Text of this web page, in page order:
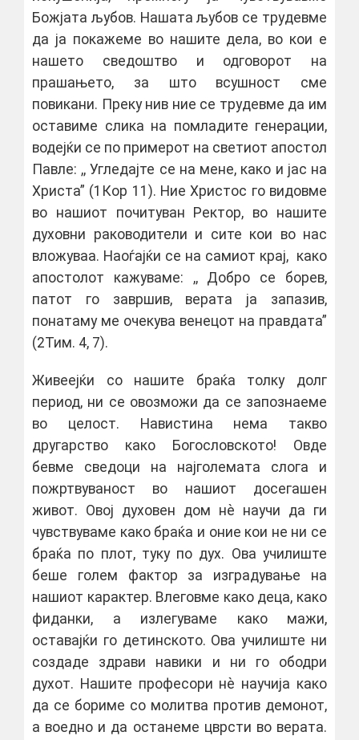
Божјата љубов. Нашата љубов се трудевме
да ја покажеме во нашите дела, во кои е
нашето сведоштво и одговорот на
прашањето, за што всушност сме
повикани. Преку нив ние се трудевме да им
оставиме слика на помладите генерации,
водејќи се по примерот на светиот апостол
Павле: ,, Угледајте се на мене, како и јас на
Христа” (1Кор 11). Ние Христос го видовме
во нашиот почитуван Ректор, во нашите
духовни раководители и сите кои во нас
вложуваа. Наоѓајќи се на самиот крај, како
апостолот кажуваме: ,, Добро се борев,
патот го завршив, верата ја запазив,
понатаму ме очекува венецот на правдата”
(2Тим. 4, 7).
Живеејќи со нашите браќа толку долг
период, ни се овозможи да се запознаеме
во целост. Навистина нема такво
другарство како Богословското! Овде
бевме сведоци на најголемата слога и
пожртвуваност во нашиот досегашен
живот. Овој духовен дом нѐ научи да ги
чувствуваме како браќа и оние кои не ни се
браќа по плот, туку по дух. Ова училиште
беше голем фактор за изградување на
нашиот карактер. Влеговме како деца, како
фиданки, а излегуваме како мажи,
оставајќи го детинското. Ова училиште ни
создаде здрави навики и ни го ободри
духот. Нашите професори нѐ научија како
да се бориме со молитва против демонот,
а воедно и да останеме цврсти во верата.